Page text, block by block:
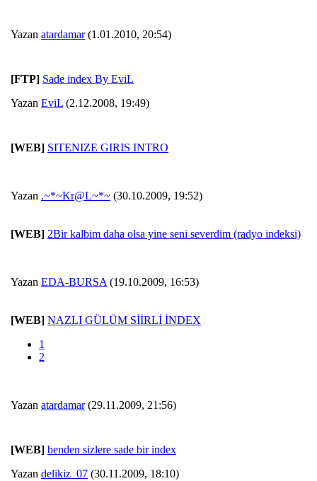
Yazan atardamar(1.01.2010, 20:54)
[FTP] Sade index By EviL
Yazan EviL (2.12.2008, 19:49)
[WEB] SITENIZE GIRIS INTRO
Yazan .~*~Kr@L~*~ (30.10.2009, 19:52)
[WEB] 2Bir kalbim daha olsa yine seni severdim (radyo indeksi)
Yazan EDA-BURSA (19.10.2009, 16:53)
[WEB] NAZLI GÜLÜM SİİRLİ İNDEX
1
2
Yazan atardamar(29.11.2009, 21:56)
[WEB] benden sizlere sade bir index
Yazan delikiz_07 (30.11.2009, 18:10)